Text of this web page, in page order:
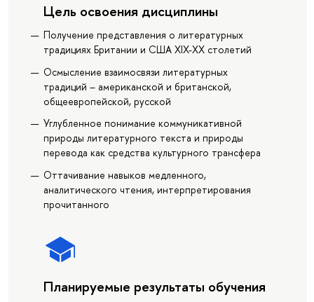
Цель освоения дисциплины
Получение представления о литературных
традициях Британии и США XIX-XX столетий
Осмысление взаимосвязи литературных
традиций – американской и британской,
общеевропейской, русской
Углубленное понимание коммуникативной
природы литературного текста и природы
перевода как средства культурного трансфера
Оттачивание навыков медленного,
аналитического чтения, интерпретирования
прочитанного
Планируемые результаты обучения